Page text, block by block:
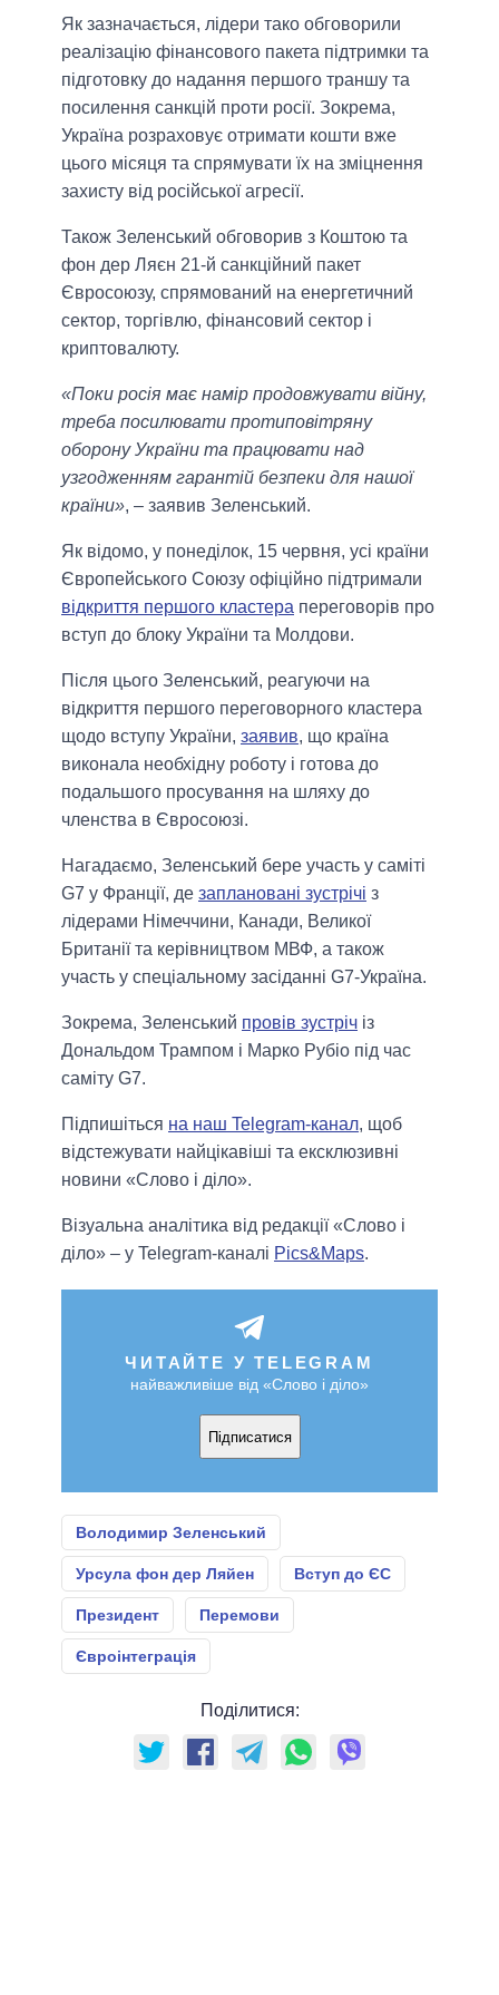
Як зазначається, лідери тако обговорили
реалізацію фінансового пакета підтримки та
підготовку до надання першого траншу та
посилення санкцій проти росії. Зокрема,
Україна розраховує отримати кошти вже
цього місяця та спрямувати їх на зміцнення
захисту від російської агресії.
Також Зеленський обговорив з Коштою та
фон дер Ляєн 21-й санкційний пакет
Євросоюзу, спрямований на енергетичний
сектор, торгівлю, фінансовий сектор і
криптовалюту.
«Поки росія має намір продовжувати війну,
треба посилювати протиповітряну
оборону України та працювати над
узгодженням гарантій безпеки для нашої
країни», – заявив Зеленський.
Як відомо, у понеділок, 15 червня, усі країни
Європейського Союзу офіційно підтримали
відкриття першого кластера переговорів про
вступ до блоку України та Молдови.
Після цього Зеленський, реагуючи на
відкриття першого переговорного кластера
щодо вступу України, заявив, що країна
виконала необхідну роботу і готова до
подальшого просування на шляху до
членства в Євросоюзі.
Нагадаємо, Зеленський бере участь у саміті
G7 у Франції, де заплановані зустрічі з
лідерами Німеччини, Канади, Великої
Британії та керівництвом МВФ, а також
участь у спеціальному засіданні G7-Україна.
Зокрема, Зеленський провів зустріч із
Дональдом Трампом і Марко Рубіо під час
саміту G7.
Підпишіться на наш Telegram-канал, щоб
відстежувати найцікавіші та ексклюзивні
новини «Слово і діло».
Візуальна аналітика від редакції «Слово і
діло» – у Telegram-каналі Pics&Maps.
ЧИТАЙТЕ У TELEGRAM
найважливіше від «Слово і діло»
Підписатися
Володимир Зеленський
Урсула фон дер Ляйен Вступ до ЄС
Президент Перемови
Євроінтеграція
Поділитися: